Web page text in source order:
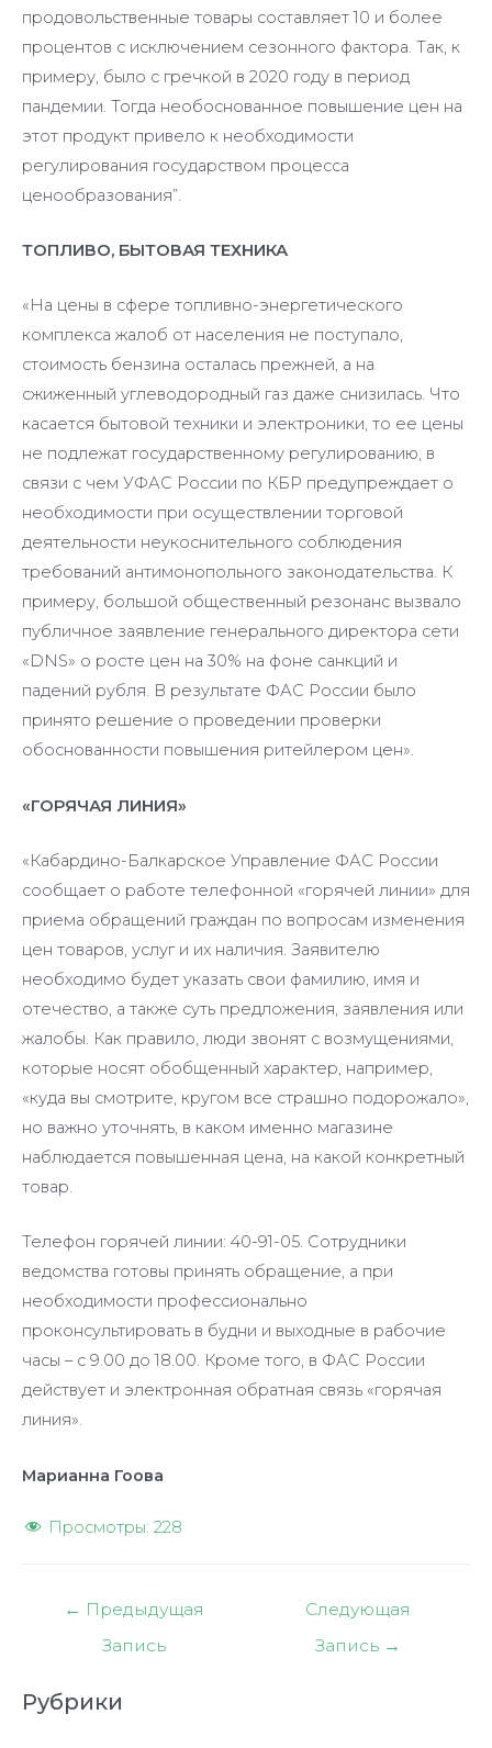
продовольственные товары составляет 10 и более
процентов с исключением сезонного фактора. Так, к
примеру, было с гречкой в 2020 году в период
пандемии. Тогда необоснованное повышение цен на
этот продукт привело к необходимости
регулирования государством процесса
ценообразования”.
ТОПЛИВО, БЫТОВАЯ ТЕХНИКА
«На цены в сфере топливно-энергетического
комплекса жалоб от населения не поступало,
стоимость бензина осталась прежней, а на
сжиженный углеводородный газ даже снизилась. Что
касается бытовой техники и электроники, то ее цены
не подлежат государственному регулированию, в
связи с чем УФАС России по КБР предупреждает о
необходимости при осуществлении торговой
деятельности неукоснительного соблюдения
требований антимонопольного законодательства. К
примеру, большой общественный резонанс вызвало
публичное заявление генерального директора сети
«DNS» о росте цен на 30% на фоне санкций и
падений рубля. В результате ФАС России было
принято решение о проведении проверки
обоснованности повышения ритейлером цен».
«ГОРЯЧАЯ ЛИНИЯ»
«Кабардино-Балкарское Управление ФАС России
сообщает о работе телефонной «горячей линии» для
приема обращений граждан по вопросам изменения
цен товаров, услуг и их наличия. Заявителю
необходимо будет указать свои фамилию, имя и
отечество, а также суть предложения, заявления или
жалобы. Как правило, люди звонят с возмущениями,
которые носят обобщенный характер, например,
«куда вы смотрите, кругом все страшно подорожало»,
но важно уточнять, в каком именно магазине
наблюдается повышенная цена, на какой конкретный
товар.
Телефон горячей линии: 40-91-05. Сотрудники
ведомства готовы принять обращение, а при
необходимости профессионально
проконсультировать в будни и выходные в рабочие
часы – с 9.00 до 18.00. Кроме того, в ФАС России
действует и электронная обратная связь «горячая
линия».
Марианна Гоова
Просмотры: 228
Навигация
← Предыдущая
Запись
Следующая
Запись →
Рубрики